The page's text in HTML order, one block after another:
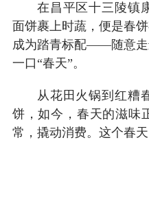
在昌平区十三陵镇
面饼裹上时蔬，便是春
成为踏青标配——随意走
一口“春天”。
从花田火锅到红糟
饼，如今，春天的滋味
常，撬动消费。这个春